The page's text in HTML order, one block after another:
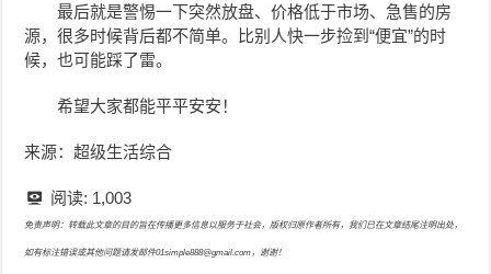
最后就是警惕一下突然放盘、价格低于市场、急售的房
源，很多时候背后都不简单。比别人快一步捡到“便宜”的时
候，也可能踩了雷。
希望大家都能平平安安！
来源：超级生活综合
阅读: 1,003
免责声明：转载此文章的目的旨在传播更多信息以服务于社会，版权归原作者所有，我们已在文章结尾注明出处，
如有标注错误或其他问题请发邮件01simple888@gmail.com，谢谢！